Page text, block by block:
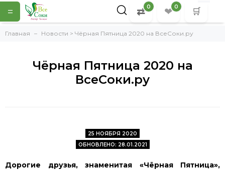
= ⇄ 0 ❤ 0 🛒
Главная Новости > Чёрная Пятница 2020 на ВсеСоки.ру
Чёрная Пятница 2020 на
ВсеСоки.ру
25 НОЯБРЯ 2020
ОБНОВЛЕНО: 28.01.2021
Дорогие друзья, знаменитая «Чёрная Пятница»,